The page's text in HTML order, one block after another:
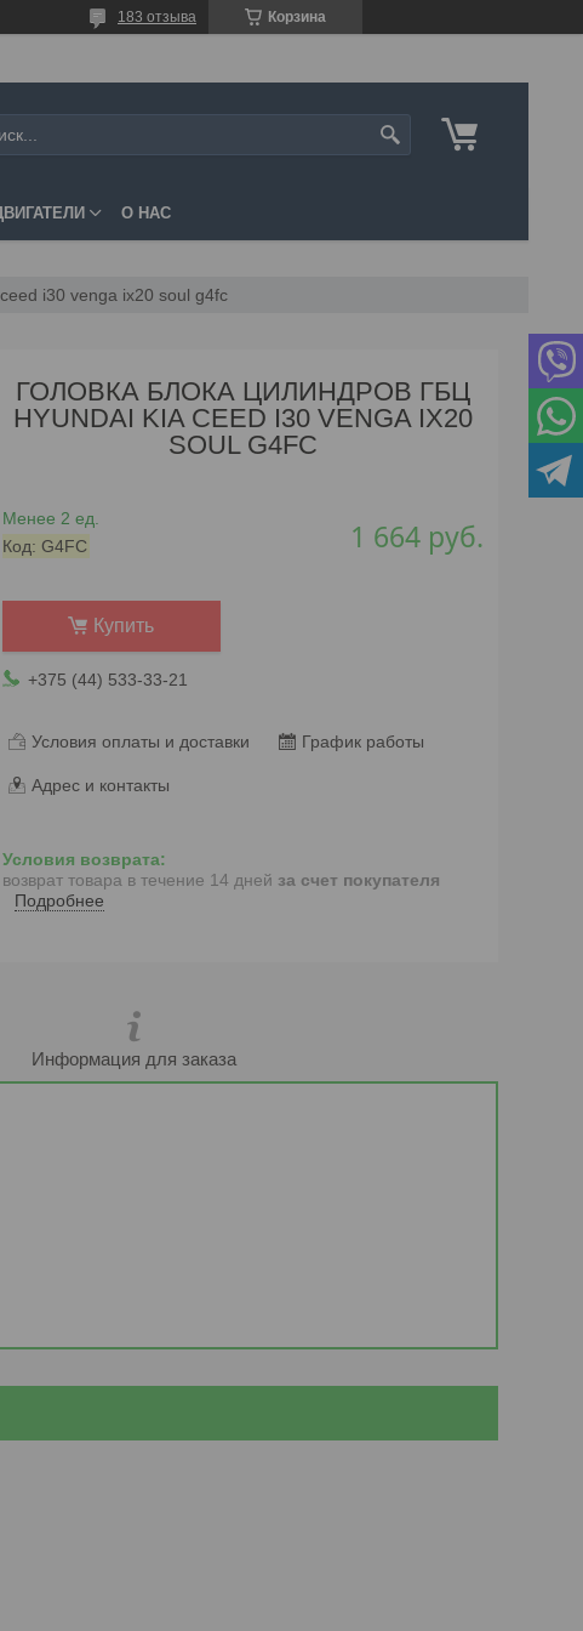
Корзина
183 отзыва
О НАС
i30 venga ix20 soul g4fc
ГОЛОВКА БЛОКА ЦИЛИНДРОВ ГБЦ
HYUNDAI KIA CEED I30 VENGA IX20
SOUL G4FC
Менее 2 ед.
Код: G4FC 1 664 руб.
Купить
+375 (44) 533-33-21
Условия оплаты и доставки График работы
Адрес и контакты
возврат товара в течение 14 дней за счет покупателя
Подробнее
Информация для заказа